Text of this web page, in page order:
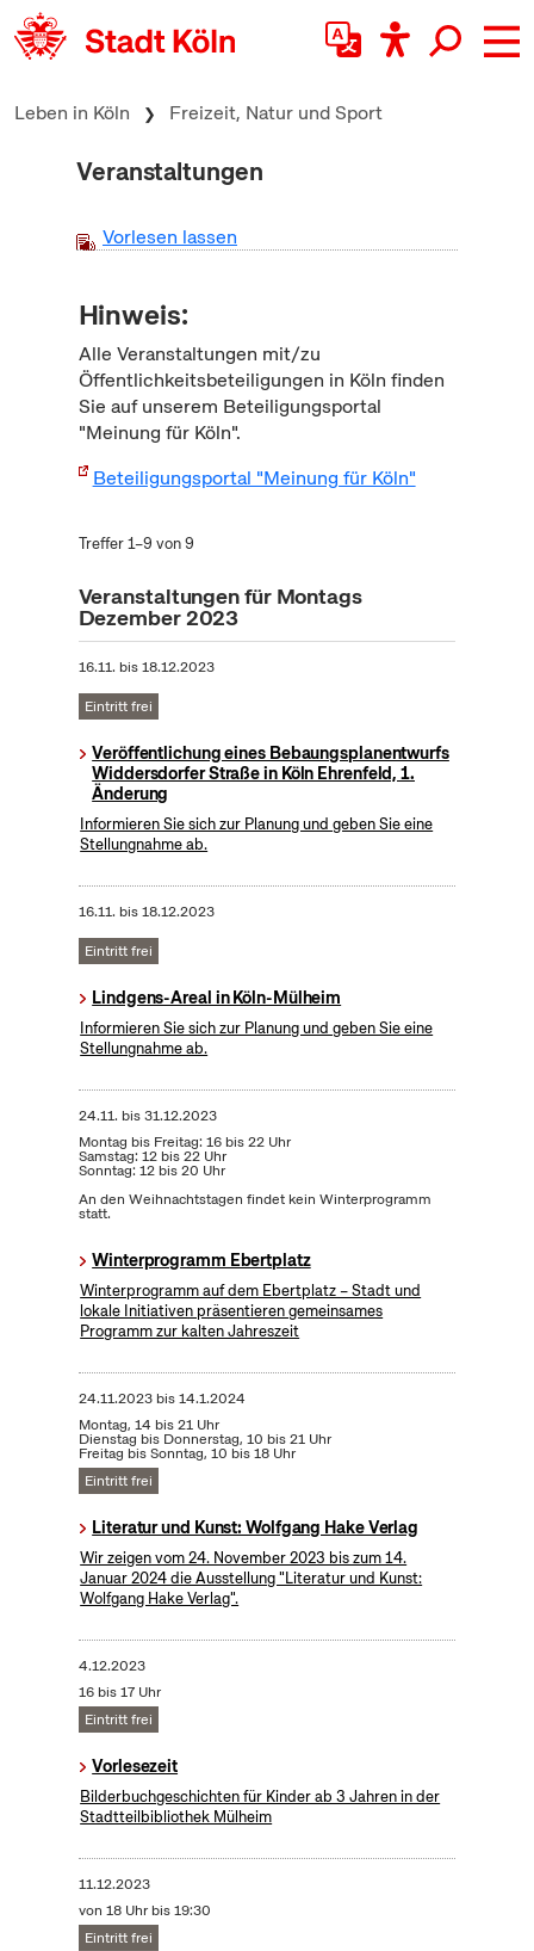
zum Inhalt springen
Leben in Köln Freizeit, Natur und Sport
Veranstaltungen
Vorlesen lassen
Hinweis:
Alle Veranstaltungen mit/zu
Öffentlichkeitsbeteiligungen in Köln finden
Sie auf unserem Beteiligungsportal
"Meinung für Köln".
Beteiligungsportal "Meinung für Köln"
Treffer 1–9 von 9
Veranstaltungen für Montags
Dezember 2023
16.11. bis18.12.2023
Eintritt frei
Veröffentlichung eines Bebaungsplanentwurfs
Widdersdorfer Straße in Köln Ehrenfeld, 1.
Änderung
Informieren Sie sich zur Planung und geben Sie eine
Stellungnahme ab.
16.11. bis18.12.2023
Eintritt frei
Lindgens-Areal in Köln-Mülheim
Informieren Sie sich zur Planung und geben Sie eine
Stellungnahme ab.
24.11. bis31.12.2023
Montag bis Freitag: 16 bis 22 Uhr
Samstag: 12 bis 22 Uhr
Sonntag: 12 bis 20 Uhr
An den Weihnachtstagen findet kein Winterprogramm
statt.
Winterprogramm Ebertplatz
Winterprogramm auf dem Ebertplatz – Stadt und
lokale Initiativen präsentieren gemeinsames
Programm zur kalten Jahreszeit
24.11.2023bis14.1.2024
Montag, 14 bis 21 Uhr
Dienstag bis Donnerstag, 10 bis 21 Uhr
Freitag bis Sonntag, 10 bis 18 Uhr
Eintritt frei
Literatur und Kunst: Wolfgang Hake Verlag
Wir zeigen vom 24. November 2023 bis zum 14.
Januar 2024 die Ausstellung "Literatur und Kunst:
Wolfgang Hake Verlag".
4.12.2023
16 bis 17 Uhr
Eintritt frei
Vorlesezeit
Bilderbuchgeschichten für Kinder ab 3 Jahren in der
Stadtteilbibliothek Mülheim
11.12.2023
von 18 Uhr bis 19:30
Eintritt frei